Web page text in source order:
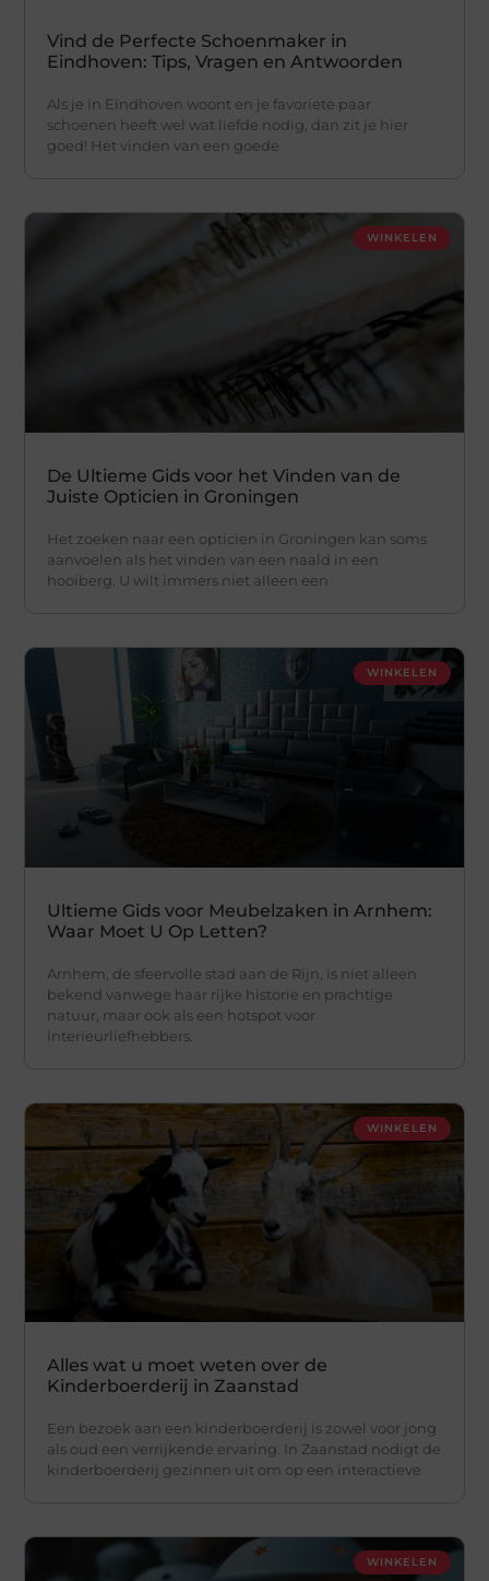
Vind de Perfecte Schoenmaker in
Eindhoven: Tips, Vragen en Antwoorden
Als je in Eindhoven woont en je favoriete paar
schoenen heeft wel wat liefde nodig, dan zit je hier
goed! Het vinden van een goede
WINKELEN
De Ultieme Gids voor het Vinden van de
Juiste Opticien in Groningen
Het zoeken naar een opticien in Groningen kan soms
aanvoelen als het vinden van een naald in een
hooiberg. U wilt immers niet alleen een
WINKELEN
Ultieme Gids voor Meubelzaken in Arnhem:
Waar Moet U Op Letten?
Arnhem, de sfeervolle stad aan de Rijn, is niet alleen
bekend vanwege haar rijke historie en prachtige
natuur, maar ook als een hotspot voor
interieurliefhebbers.
WINKELEN
Alles wat u moet weten over de
Kinderboerderij in Zaanstad
Een bezoek aan een kinderboerderij is zowel voor jong
als oud een verrijkende ervaring. In Zaanstad nodigt de
kinderboerderij gezinnen uit om op een interactieve
WINKELEN